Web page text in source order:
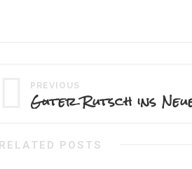
PREVIOUS
Guter Rutsch ins
RELATED POSTS